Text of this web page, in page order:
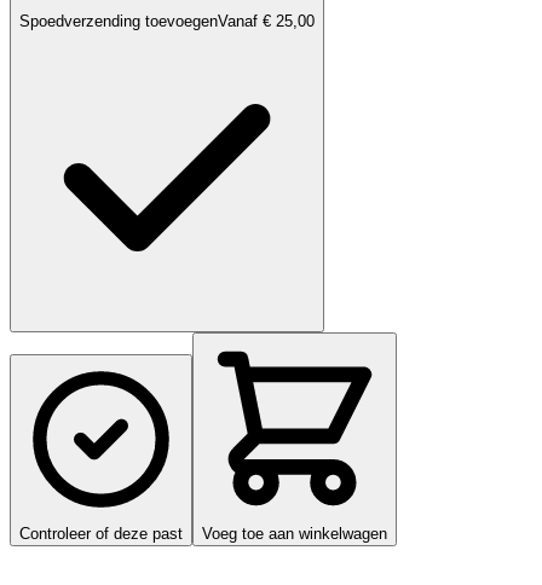
Spoedverzending toevoegenVanaf € 25,00
Controleer of deze past Voeg toe aan winkelwagen